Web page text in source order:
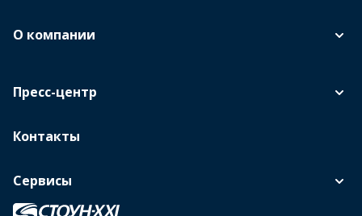
О компании
Пресс-центр
Контакты
Сервисы